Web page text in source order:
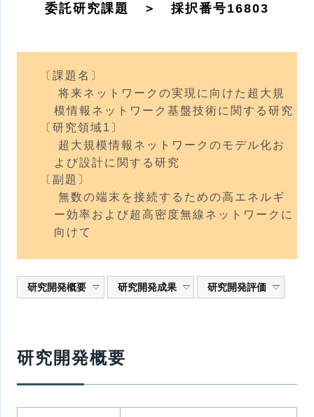
委託研究課題 ＞ 採択番号16803
〔課題名〕
将来ネットワークの実現に向けた超大規
模情報ネットワーク基盤技術に関する研究
〔研究領域1〕
超大規模情報ネットワークのモデル化お
よび設計に関する研究
〔副題〕
無数の端末を接続するための高エネルギ
ー効率および超高密度無線ネットワークに
向けて
研究開発概要 研究開発成果 研究開発評価
研究開発概要